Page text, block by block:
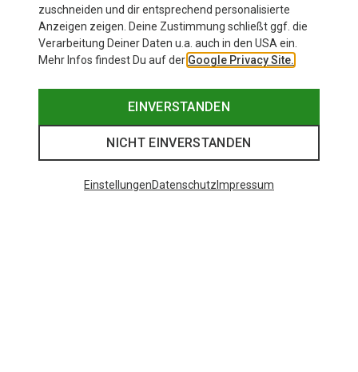
zuschneiden und dir entsprechend personalisierte
Anzeigen zeigen. Deine Zustimmung schließt ggf. die
Verarbeitung Deiner Daten u.a. auch in den USA ein.
Mehr Infos findest Du auf der Google Privacy Site.
EINVERSTANDEN
NICHT EINVERSTANDEN
EinstellungenDatenschutz Impressum